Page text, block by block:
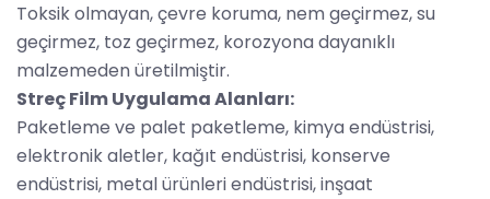
Toksik olmayan, çevre koruma, nem geçirmez, su
geçirmez, toz geçirmez, korozyona dayanıklı
malzemeden üretilmiştir.
Streç Film Uygulama Alanları:
Paketleme ve palet paketleme, kimya endüstrisi,
elektronik aletler, kağıt endüstrisi, konserve
endüstrisi, metal ürünleri endüstrisi, inşaat